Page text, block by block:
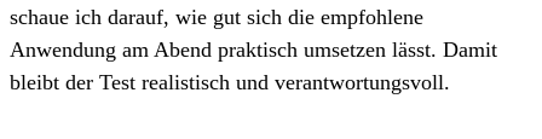
schaue ich darauf, wie gut sich die empfohlene
Anwendung am Abend praktisch umsetzen lässt. Damit
bleibt der Test realistisch und verantwortungsvoll.